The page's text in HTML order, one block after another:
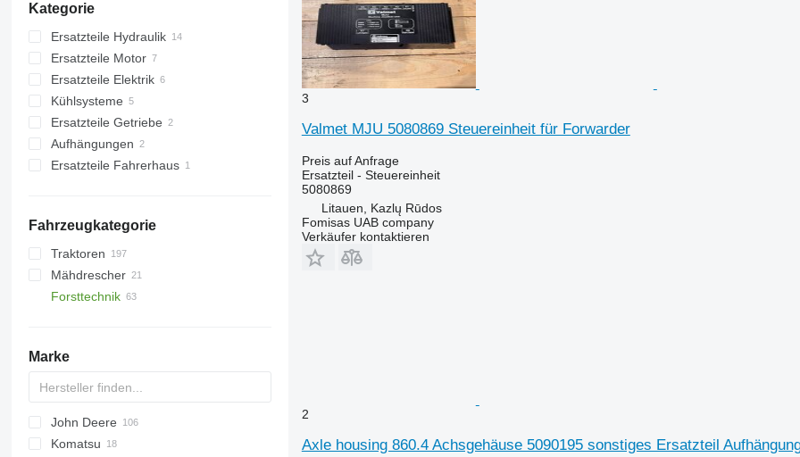
Kategorie
Ersatzteile Hydraulik
Hydraulikpumpen
Hydraulikverteiler
Hydraulikmotoren
Vorsteuergeräte
sonstige Ersatzteile Hydraulik
Ersatzteile Motor
Ölkühler
Ladeluftkühler
Ersatzteile Elektrik
Steuereinheiten
Monitors
Kühlsysteme
Motorkühler
Ersatzteile Getriebe
Getriebe
Antriebsachsen
Aufhängungen
sonstige Ersatzteile Aufhängung
Ersatzteile Fahrerhaus
Fahrzeugkategorie
Traktoren
Radtraktoren
Mähdrescher
Getreideernter
Forsttechnik
Marke
John Deere
810
Komatsu
3
Valmet MJU 5080869 Steuereinheit für Forwarder
Preis auf Anfrage
Ersatzteil - Steuereinheit
5080869
Litauen, Kazlų Rūdos
Fomisas UAB company
Verkäufer kontaktieren
2
Axle housing 860.4 Achsgehäuse 5090195 sonstiges Ersatzteil